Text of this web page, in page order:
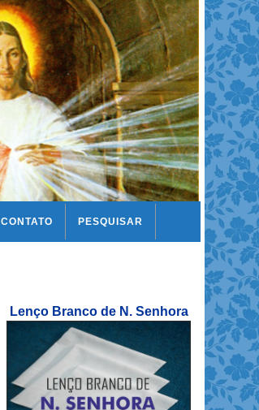
CONTATO PESQUISAR
Lenço Branco de N. Senhora